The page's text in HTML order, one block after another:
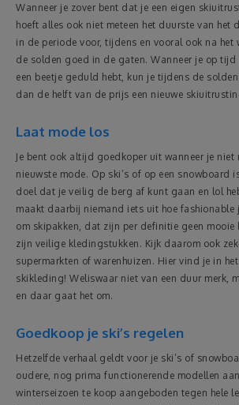
Wanneer je zover bent dat je een eigen
hoeft alles ook niet meteen het duurste van het
in de periode voor, tijdens en vooral ook na het
de solden goed in de gaten. Wanneer je op tijd
een beetje geduld hebt, kun je tijdens de
dan de helft van de prijs een nieuwe
Laat mode los
Je bent ook altijd goedkoper uit wanneer je niet
nieuwste mode. Op ski’s of op een snowboard
doel dat je veilig de berg af kunt gaan en lol
maakt daarbij niemand iets uit hoe
om skipakken, dat zijn per definitie geen mooie
zijn veilige kledingstukken. Kijk daarom ook
supermarkten of warenhuizen. Hier vind je in
skikleding! Weliswaar niet van een duur merk,
en daar gaat het om.
Goedkoop je ski’s regelen
Hetzelfde verhaal geldt voor je ski’s of
oudere, nog prima functionerende modellen
winterseizoen te koop aangeboden tegen hele